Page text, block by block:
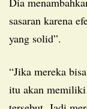
sasaran karena
yang solid”.
“Jika mereka bisa melumpuhkan dan menjatuhkan AMP,
itu akan memiliki